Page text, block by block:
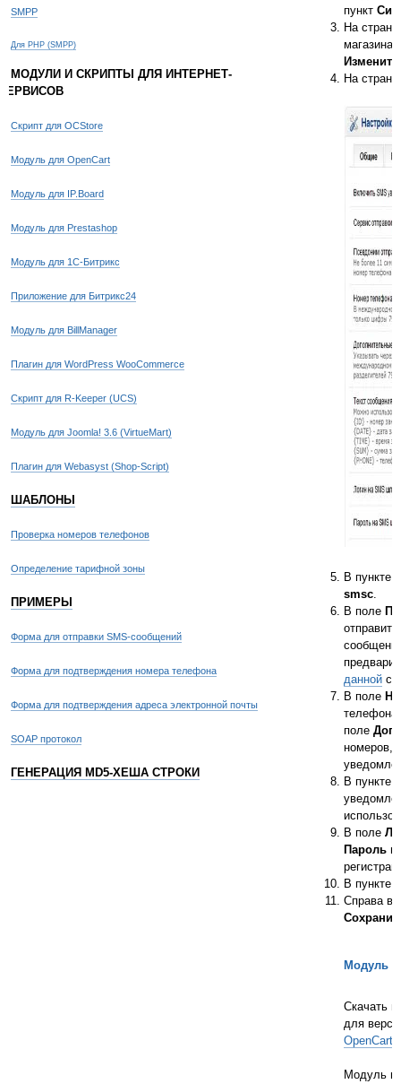
SMPP
Для PHP (SMPP)
МОДУЛИ И СКРИПТЫ ДЛЯ ИНТЕРНЕТ-
Скрипт для OCStore
Модуль для OpenCart
Модуль для IP.Board
Модуль для Prestashop
Модуль для 1С-Битрикс
Приложение для Битрикс24
Модуль для BillManager
Плагин для WordPress WooCommerce
Скрипт для R-Keeper (UCS)
Модуль для Joomla! 3.6 (VirtueMart)
Плагин для Webasyst (Shop-Script)
ШАБЛОНЫ
Проверка номеров телефонов
Определение тарифной зоны
ПРИМЕРЫ
Форма для отправки SMS-сообщений
Форма для подтверждения номера телефона
Форма для подтверждения адреса электронной почты
SOAP протокол
ГЕНЕРАЦИЯ MD5-ХЕША СТРОКИ
пункт
На
магазина
Изменить
На
В пункте
smsc
В поле
данной
В поле
телефона
поле
номеров,
В пункте
В поле
Пароль
В пункте
Справа в
Модуль
Скачать
для
OpenCart
Модуль